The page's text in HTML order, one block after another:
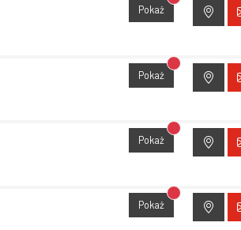
Pokaż Brak dostępu
Pokaż Brak dostępu
Pokaż Brak dostępu
Pokaż Brak dostępu